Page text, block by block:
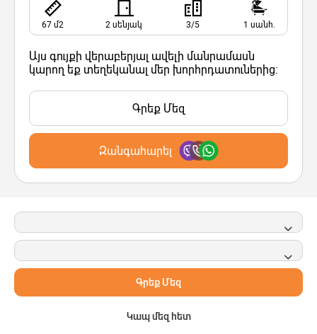
67 մ2 2 սենյակ 3/5 1 սանհ.
Այս գույքի վերաբերյալ ավելի մանրամասն
կարող եք տեղեկանալ մեր խորհրդատուներից:
Գրեք Մեզ
Զանգահարել
Գրեք Մեզ
Կապ մեզ հետ